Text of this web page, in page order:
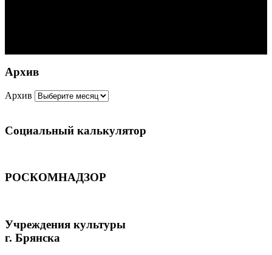
Архив
Архив
Социальный калькулятор
РОСКОМНАДЗОР
Учреждения культуры
г. Брянска